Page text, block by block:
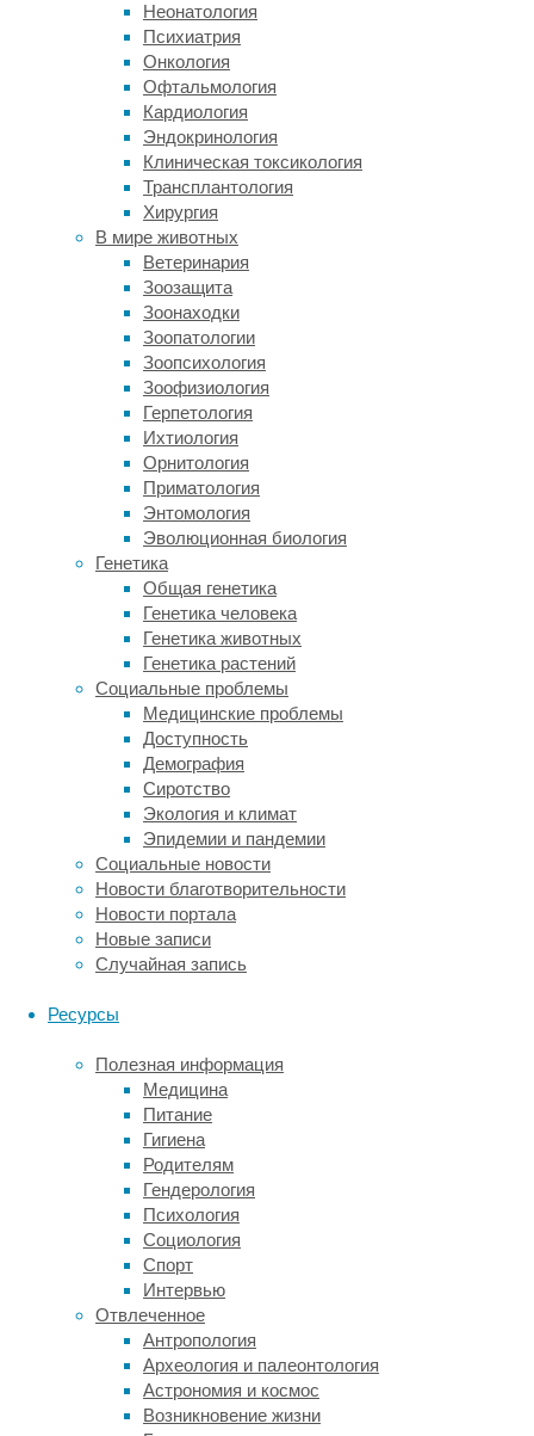
Неонатология
Психиатрия
Онкология
Офтальмология
Кардиология
Эндокринология
Клиническая токсикология
Трансплантология
Хирургия
В мире животных
Ветеринария
Зоозащита
Зоонаходки
Зоопатологии
Зоопсихология
Зоофизиология
Герпетология
Ихтиология
Орнитология
Приматология
Энтомология
Эволюционная биология
Генетика
Общая генетика
Генетика человека
Генетика животных
Генетика растений
Социальные проблемы
Медицинские проблемы
Доступность
Демография
Сиротство
Экология и климат
Эпидемии и пандемии
Социальные новости
Новости благотворительности
Новости портала
Новые записи
Случайная запись
Ресурсы
Полезная информация
Медицина
Питание
Гигиена
Родителям
Гендерология
Психология
Социология
Спорт
Интервью
Отвлеченное
Антропология
Археология и палеонтология
Астрономия и космос
Возникновение жизни
генетический
контекст
влияет
на
работу
генов.
Обычно,
когда
хотят
выяснить,
зачем
нужен
тот
или
иной
участок
хромосомы
(не
обязательно
кодирующий
белок,
это
может
быть
регуляторная
последовательность
ДНК),
его
или
выключают
мутациями,
или
просто
вырезают
из
генома,
в
общем,
или
не
дают
работать.
Такой
способ
хорош
животными,
но
специально,
в
экспериментальных
целях
отключать
гены